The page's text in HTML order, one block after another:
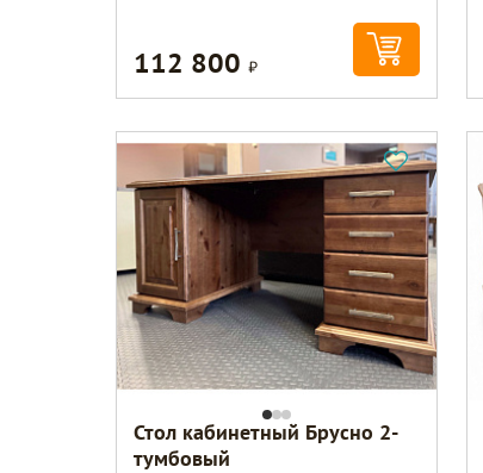
112 800Р
Стол кабинетный Брусно 2-
тумбовый